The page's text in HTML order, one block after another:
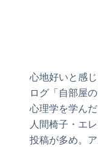
心地好いと感
ログ「自部屋
心理学を学ん
人間椅子・エ
投稿が多め。